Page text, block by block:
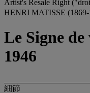
Artist's Resale Right
HENRI MATISSE
Le Signe
1946
細節